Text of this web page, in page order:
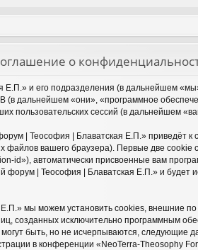
о
Е.П.» и его подразделения (в дальнейшем
(в дальнейшем «они», «программное
пользовательских сессий (в дальнейшем
| Теософия | Блаватская Е.П.» приведёт
вашего браузера). Первые две cookie
id»), автоматически присвоенные вам
| Теософия | Блаватская Е.П.» и будет
мы можем установить cookies, внешние
созданных исключительно программным
быть, но не исчерпываются, следующие
в конференции «NeoTerra-Theosophy